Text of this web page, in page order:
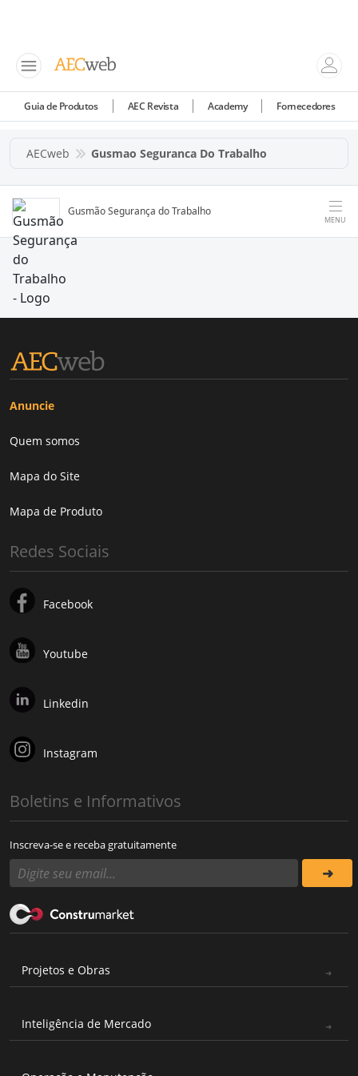
Guia de Produtos AEC Revista Academy Fornecedores
AECweb Gusmao Seguranca Do Trabalho
Gusmão Segurança do Trabalho
MENU
Anuncie
Quem somos
Mapa do Site
Mapa de Produto
Redes Sociais
Facebook
Youtube
Linkedin
Instagram
Boletins e Informativos
Inscreva-se e receba gratuitamente
Projetos e Obras
Inteligência de Mercado